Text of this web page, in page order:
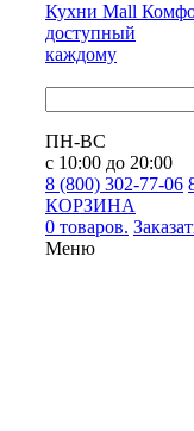
Кухни Mall
доступный
каждому
ПН-ВС
с 10:00 до 20:00
8 (800) 302-77-06
КОРЗИНА
0 товаров.
Меню